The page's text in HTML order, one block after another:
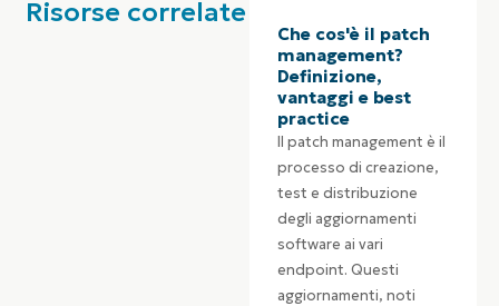
Risorse correlate
Che cos'è il patch
management?
Definizione,
vantaggi e best
practice
Il patch management è il
processo di creazione,
test e distribuzione
degli aggiornamenti
software ai vari
endpoint. Questi
aggiornamenti, noti